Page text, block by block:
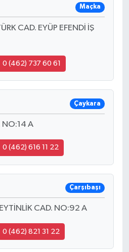
Maçka
CAD. EYÜP EFENDİ İŞ
0 (462) 737 60 61
Çaykara
NO:14 A
0 (462) 616 11 22
Çarşıbaşı
CAD. NO:92 A
0 (462) 821 31 22